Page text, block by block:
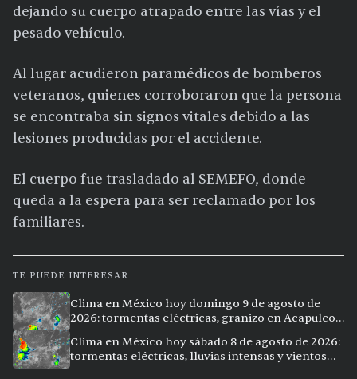
dejando su cuerpo atrapado entre las vías y el
pesado vehículo.
Al lugar acudieron paramédicos de bomberos
veteranos, quienes corroboraron que la persona
se encontraba sin signos vitales debido a las
lesiones producidas por el accidente.
El cuerpo fue trasladado al SEMEFO, donde
queda a la espera para ser reclamado por los
familiares.
TE PUEDE INTERESAR
Clima en México hoy domingo 9 de agosto de
2026: tormentas eléctricas, granizo en Acapulco y
Clima en México hoy sábado 8 de agosto de 2026:
tormentas eléctricas, lluvias intensas y vientos